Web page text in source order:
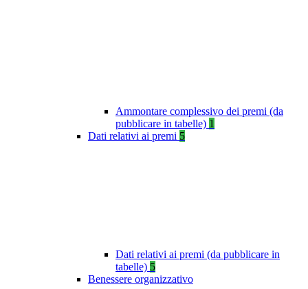
Ammontare complessivo dei premi (da
pubblicare in tabelle) 1
Dati relativi ai premi 5
Dati relativi ai premi (da pubblicare in
tabelle) 5
Benessere organizzativo